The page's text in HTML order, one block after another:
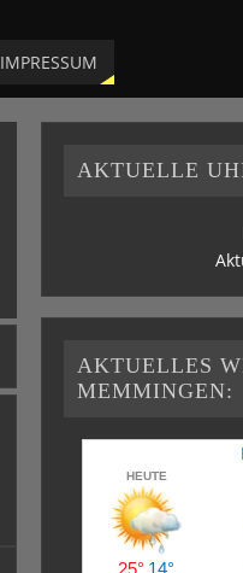
IMPRESSUM
AKTUELLE
AKTUELLES
MEMMINGEN: